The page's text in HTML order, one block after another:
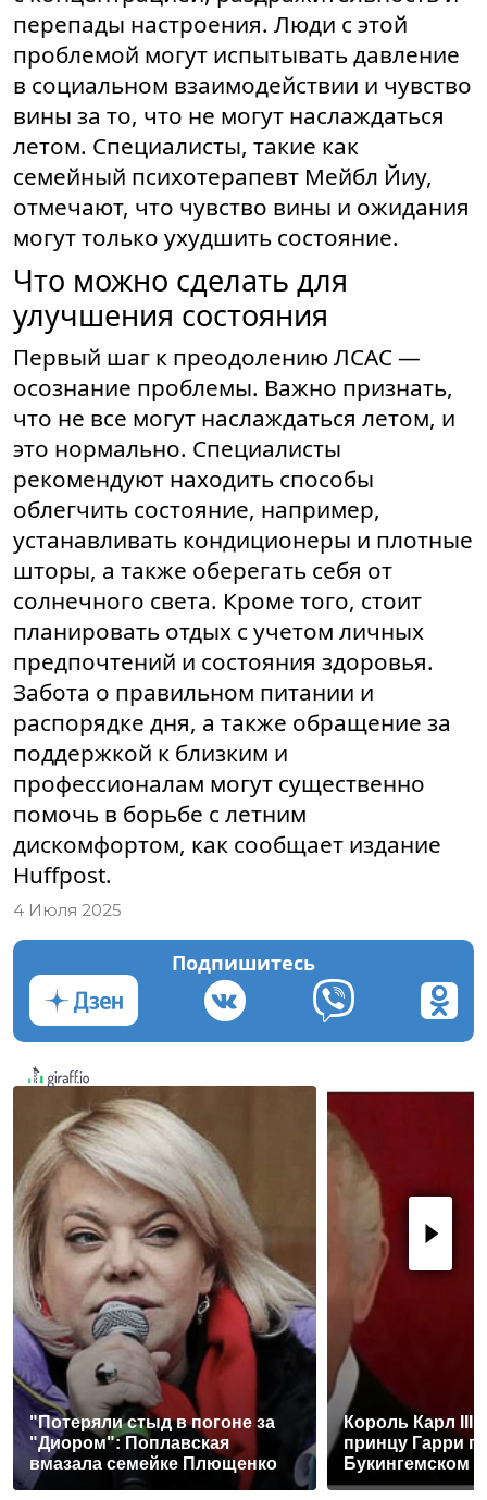
перепады настроения. Люди с этой
проблемой могут испытывать давление
в социальном взаимодействии и чувство
вины за то, что не могут наслаждаться
летом. Специалисты, такие как
семейный психотерапевт Мейбл Йиу,
отмечают, что чувство вины и ожидания
могут только ухудшить состояние.
Что можно сделать для
улучшения состояния
Первый шаг к преодолению ЛСАС —
осознание проблемы. Важно признать,
что не все могут наслаждаться летом, и
это нормально. Специалисты
рекомендуют находить способы
облегчить состояние, например,
устанавливать кондиционеры и плотные
шторы, а также оберегать себя от
солнечного света. Кроме того, стоит
планировать отдых с учетом личных
предпочтений и состояния здоровья.
Забота о правильном питании и
распорядке дня, а также обращение за
поддержкой к близким и
профессионалам могут существенно
помочь в борьбе с летним
дискомфортом, как сообщает издание
Huffpost.
4 Июля 2025
Подпишитесь
"Потеряли стыд в погоне за
"Диором": Поплавская
вмазала семейке Плющенко
Король Карл III
принцу Гарри
Букингемском